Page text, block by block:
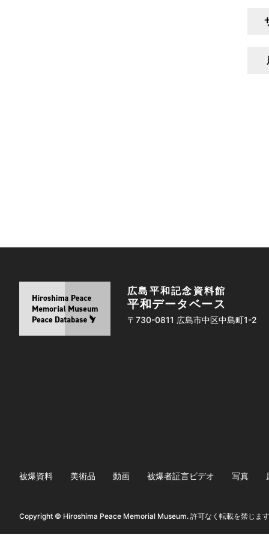
広島平和記念資料館
平和データベース
〒730-0811 広島市中区中島町1-2
被爆資料 美術品 動画 被爆者証言ビデオ 写真
Copyright © Hiroshima Peace Memorial Museum. 許可なく転載を禁じま